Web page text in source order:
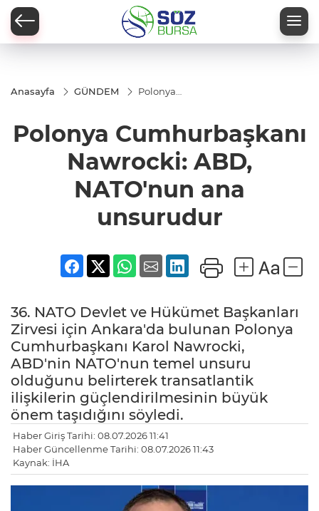
Anasayfa GÜNDEM
Polonya
NATO'nun ana
unsurudur
Polonya Cumhurbaşkanı
Nawrocki: ABD,
NATO'nun ana
unsurudur
36. NATO Devlet ve Hükümet Başkanları
Zirvesi için Ankara'da bulunan Polonya
Cumhurbaşkanı Karol Nawrocki,
ABD'nin NATO'nun temel unsuru
olduğunu belirterek transatlantik
ilişkilerin güçlendirilmesinin büyük
önem taşıdığını söyledi.
Haber Giriş Tarihi: 08.07.2026 11:41
Haber Güncellenme Tarihi: 08.07.2026 11:43
Kaynak: İHA